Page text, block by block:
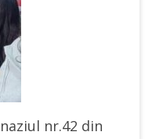
nr.42 din